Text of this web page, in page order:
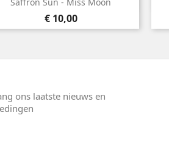
Prijs
€ 10,00
ons laatste nieuws en